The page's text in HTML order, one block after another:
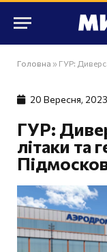
Головна » ГУР:
20 Вересня, 2023
ГУР:
літаки та